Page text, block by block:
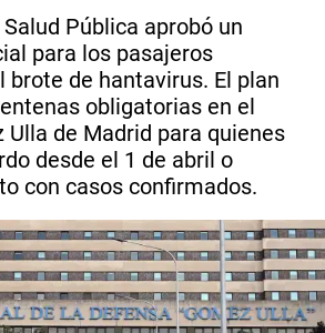
Pública aprobó un
para los pasajeros
brote de hantavirus. El plan
obligatorias en el
Ulla de Madrid para quienes
desde el 1 de abril o
con casos confirmados.